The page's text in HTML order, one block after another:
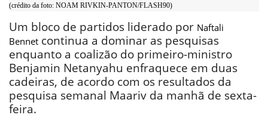
(crédito da foto: NOAM RIVKIN-PANTON/FLASH90)
Um bloco de partidos liderado por Naftali
Bennet continua a dominar as pesquisas
enquanto a coalizão do primeiro-ministro
Benjamin Netanyahu enfraquece em duas
cadeiras, de acordo com os resultados da
pesquisa semanal Maariv da manhã de sexta-
feira.